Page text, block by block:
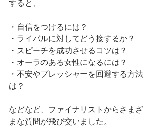
すると、
・自信をつけるには？
・ライバルに対してどう接するか？
・スピーチを成功させるコツは？
・オーラのある女性になるには？
・不安やプレッシャーを回避する方法
は？
などなど、ファイナリストからさまざ
まな質問が飛び交いました。